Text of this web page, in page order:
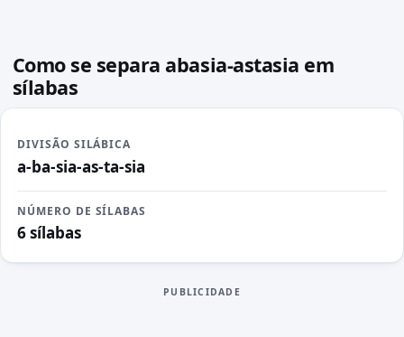
Como se separa abasia-astasia em
sílabas
DIVISÃO SILÁBICA
a-ba-sia-as-ta-sia
NÚMERO DE SÍLABAS
6 sílabas
PUBLICIDADE